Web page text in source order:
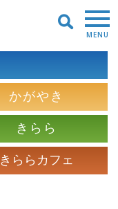
MENU
かがやき
きらら
きららカフェ